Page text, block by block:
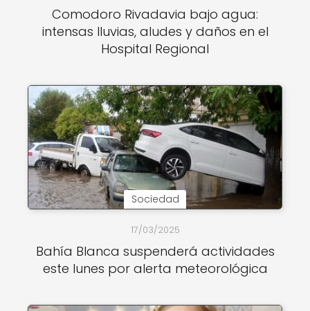
Comodoro Rivadavia bajo agua:
intensas lluvias, aludes y daños en el
Hospital Regional
Sociedad
17/03/2025
Bahía Blanca suspenderá actividades
este lunes por alerta meteorológica